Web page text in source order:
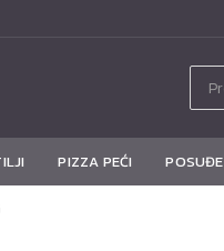
PIZZA PEĆI POSUĐE